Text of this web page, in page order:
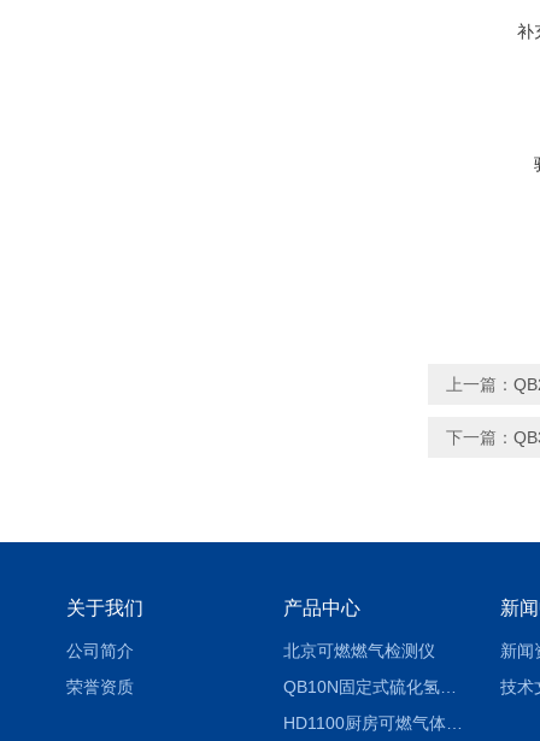
补
上一篇：
下一篇：
关于我们
公司简介
荣誉资质
产品中心
北京可燃燃气检测仪
QB10N固定式硫化氢气体检测仪H2S气体泄漏探头
HD1100厨房可燃气体泄漏浓度探测器天然气检测仪
新
新闻
技术